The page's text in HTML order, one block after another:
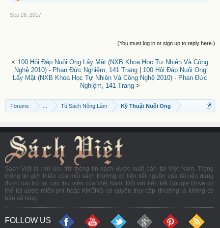
Sep 28, 2017
(You must log in or sign up to reply here.)
< 100 Hỏi Đáp Nuôi Ong Lấy Mật (NXB Khoa Học Tự Nhiên Và Công
Nghệ 2010) - Phan Đức Nghiệm, 141 Trang| 100 Hỏi Đáp Nuôi Ong
Lấy Mật (NXB Khoa Học Tự Nhiên Và Công Nghệ 2010) - Phan Đức
Nghiệm, 141 Trang >
Forums Tủ Sách Nông Lâm Kỹ Thuật Nuôi Ong
Sách Việt là nơi lưu trữ thông tin sách được xuất bản tại Việt Nam. Trong
thông tin giới thiệu của mỗi sách thường có liên kết nguồn của tài liệu đang
được lưu trữ tại các thư viện của Việt Nam. Đối với liên kết Google Drive có
thể tải được miễn phí hoặc KHÔNG có quyền truy cập (thường là không có
bản số hóa).
FOLLOW US